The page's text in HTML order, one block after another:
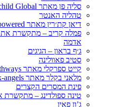
מתקשרת את ישוע, מרים המגדלית ואימא
– מתקשרת את ישוע ואננדה